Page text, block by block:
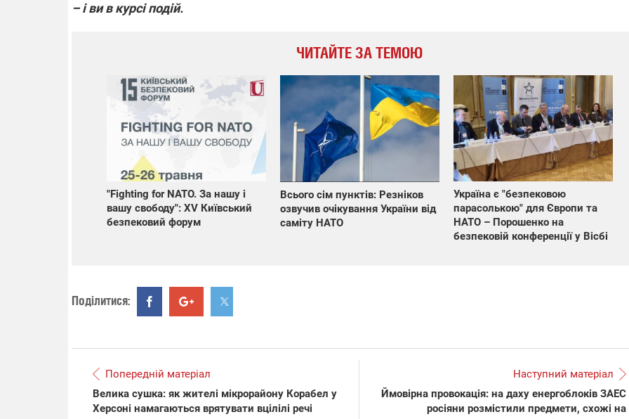
– і ви в курсі подій.
ЧИТАЙТЕ ЗА ТЕМОЮ
"Fighting for NATO. За нашу і
вашу свободу": XV Київський
безпековий форум
Всього сім пунктів: Резніков
озвучив очікування України від
саміту НАТО
Україна є "безпековою
парасолькою" для Європи та
НАТО – Порошенко на
безпековій конференції у Вісбі
Поділитися:
Попередній матеріал
Велика сушка: як жителі мікрорайону Корабел у
Херсоні намагаються врятувати вцілілі речі
Наступний матеріал
Ймовірна провокація: на даху енергоблоків ЗАЕС
росіяни розмістили предмети, схожі на